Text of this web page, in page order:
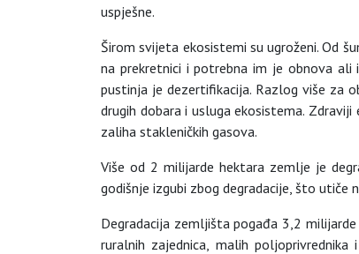
uspješne.
Širom svijeta ekosistemi su ugroženi. Od
na prekretnici i potrebna im je obnova ali
pustinja je dezertifikacija. Razlog više za
drugih dobara i usluga ekosistema.
zaliha stakleničkih gasova.
Više od 2 milijarde hektara zemlje je
godišnje izgubi zbog degradacije, što
Degradacija zemljišta pogađa 3,2
ruralnih zajednica, malih